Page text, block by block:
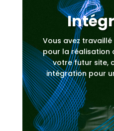
Vous avez
pour la réalisation
votre futur site,
intégration pour